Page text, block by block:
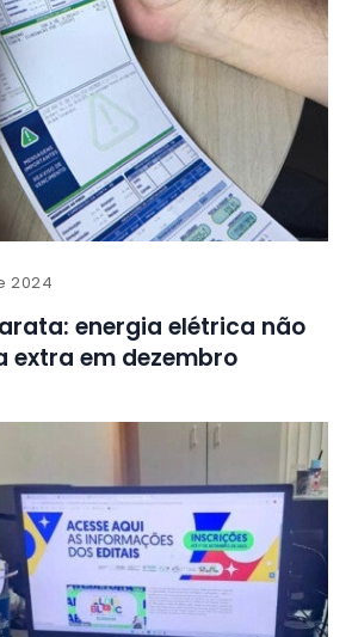
2024
energia elétrica não
extra em dezembro